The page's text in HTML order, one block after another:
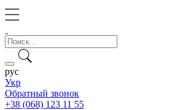
рус
Укр
Обратный звонок
+38 (068) 123 11 55